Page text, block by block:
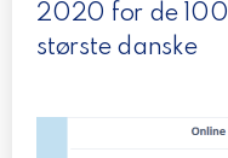
2020 for de 100
største danske